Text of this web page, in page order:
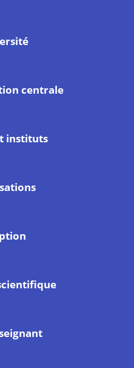
centrale
instituts